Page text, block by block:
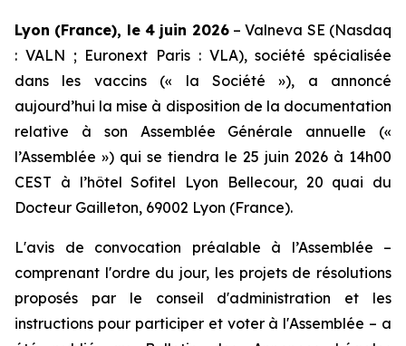
Lyon (France), le 4 juin 2026– Valneva SE (Nasdaq
: VALN ; Euronext Paris : VLA), société spécialisée
dans les vaccins (« la Société »), a annoncé
aujourd’hui la mise à disposition de la documentation
relative à son Assemblée Générale annuelle («
l’Assemblée ») qui se tiendra le 25 juin 2026 à 14h00
CEST à l’hôtel Sofitel Lyon Bellecour, 20 quai du
Docteur Gailleton, 69002 Lyon (France).
L'avis de convocation préalable à l’Assemblée –
comprenant l'ordre du jour, les projets de résolutions
proposés par le conseil d'administration et les
instructions pour participer et voter à l'Assemblée – a